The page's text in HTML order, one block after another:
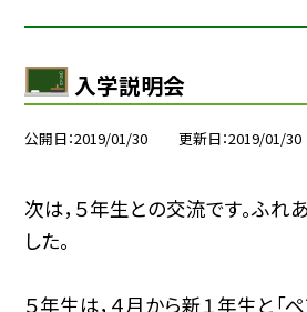
入学説明会
公開日 2019/01/30 更新日 2019/01/30
次は，５年生との交流です。ふれ
した。
５年生は，４月から新１年生と「